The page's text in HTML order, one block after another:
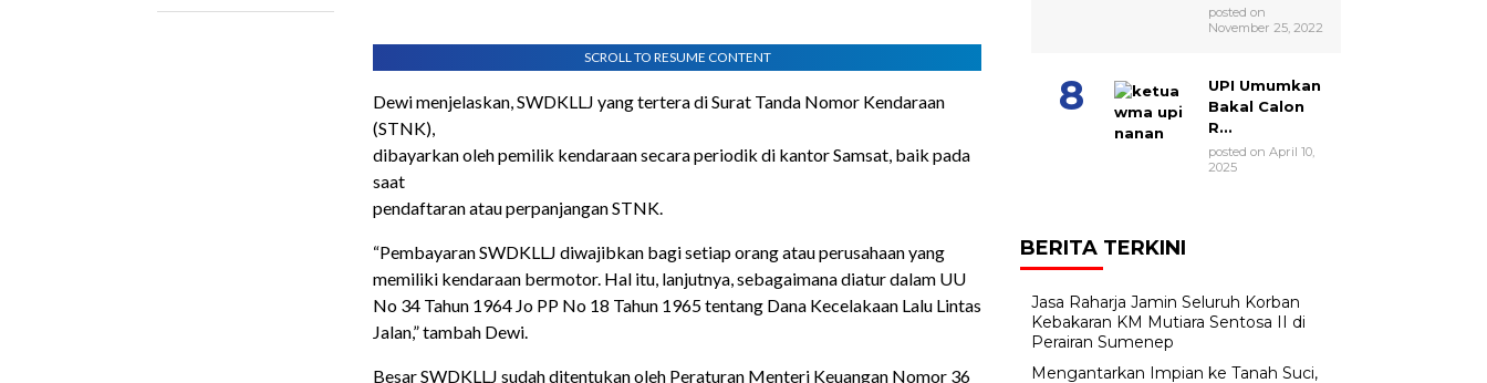
SCROLL TO RESUME CONTENT
Dewi menjelaskan, SWDKLLJ yang tertera di Surat Tanda Nomor Kendaraan
(STNK),
dibayarkan oleh pemilik kendaraan secara periodik di kantor Samsat, baik pada
saat
pendaftaran atau perpanjangan STNK.
“Pembayaran SWDKLLJ diwajibkan bagi setiap orang atau perusahaan yang
memiliki kendaraan bermotor. Hal itu, lanjutnya, sebagaimana diatur dalam UU
No 34 Tahun 1964 Jo PP No 18 Tahun 1965 tentang Dana Kecelakaan Lalu Lintas
Jalan,” tambah Dewi.
Besar SWDKLLJ sudah ditentukan oleh Peraturan Menteri Keuangan Nomor 36
posted on
November 25, 2022
UPI Umumkan
Bakal Calon
R...
posted on April 10,
2025
BERITA TERKINI
Jasa Raharja Jamin Seluruh Korban
Kebakaran KM Mutiara Sentosa II di
Perairan Sumenep
Mengantarkan Impian ke Tanah Suci,